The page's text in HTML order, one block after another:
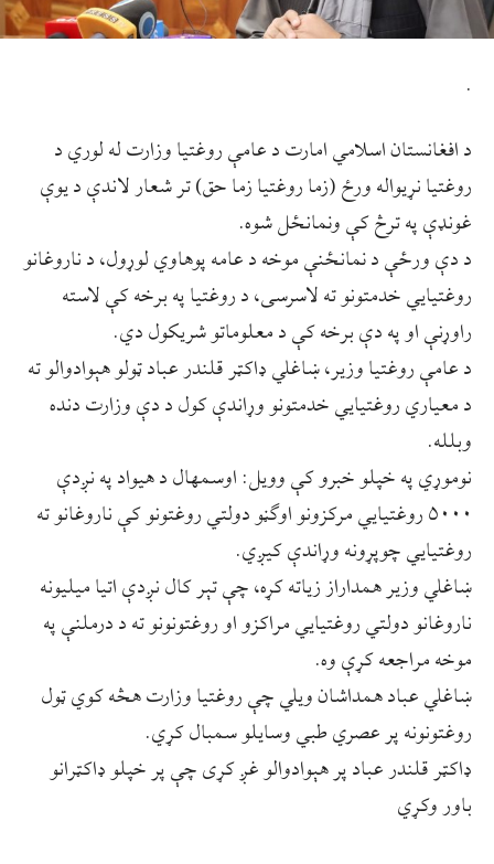
.
د افغانستان اسلامي امارت د عامې روغتیا وزارت له لوري د
روغتیا نړیواله ورځ (زما روغتیا زما حق) تر شعار لاندې د یوې
غونډې په ترڅ کې ونمانځل شوه.
د دې ورځې د نمانځنې موخه د عامه پوهاوي لوړول، د ناروغانو
روغتیايي خدمتونو ته لاسرسی، د روغتیا په برخه کې لاسته
راوړنې او په دې برخه کې د معلوماتو شریکول دي.
د عامې روغتیا وزیر، ښاغلي ډاکټر قلندر عباد ټولو هېوادوالو ته
د معیاري روغتیايي خدمتونو وړاندې کول د دې وزارت دنده
وبلله.
نوموړي په خپلو خبرو کې وویل: اوسمهال د هیواد په نږدې
۵۰۰۰ روغتیایي مرکزونو اوګڼو دولتي روغتونو کې ناروغانو ته
روغتیایي چوپړونه وړاندې کیږي.
ښاغلي وزیر همداراز زیاته کړه، چې تېر کال نږدې اتیا میلیونه
ناروغانو دولتي روغتیايي مراکزو او روغتونونو ته د درملنې په
موخه مراجعه کړې وه.
ښاغلي عباد همداشان ویلي چې روغتیا وزارت هڅه کوي ټول
روغتونونه پر عصري طبي وسایلو سمبال کړي.
ډاکټر قلندر عباد پر هېوادوالو غږ کړی چې پر خپلو ډاکټرانو
باور وکړي